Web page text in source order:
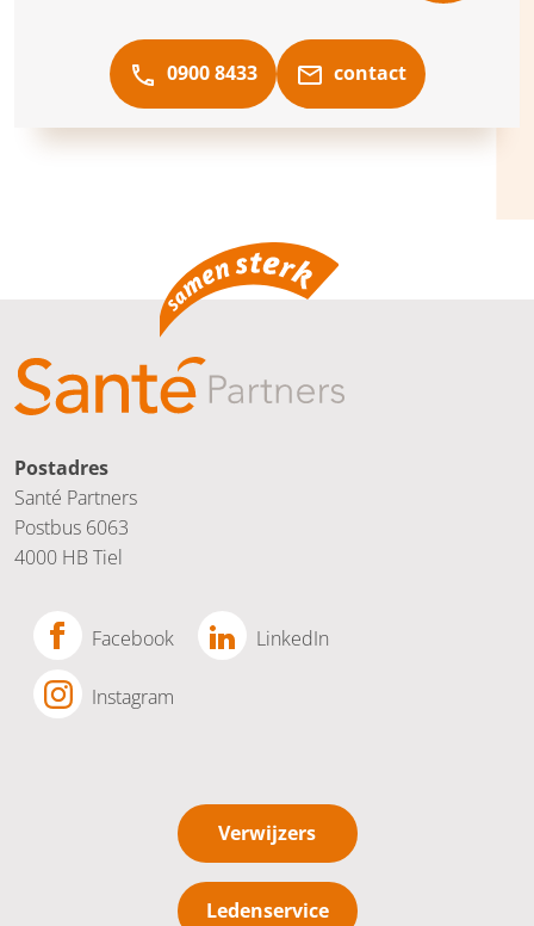
0900 8433 contact
Postadres
Santé Partners
Postbus 6063
4000 HB Tiel
Facebook LinkedIn
Instagram
Verwijzers
Ledenservice